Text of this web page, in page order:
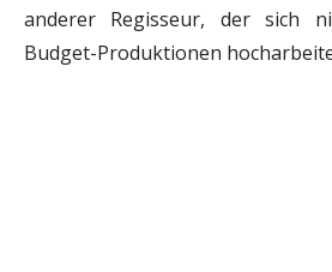
anderer Regisseur, der sich
Budget-Produktionen